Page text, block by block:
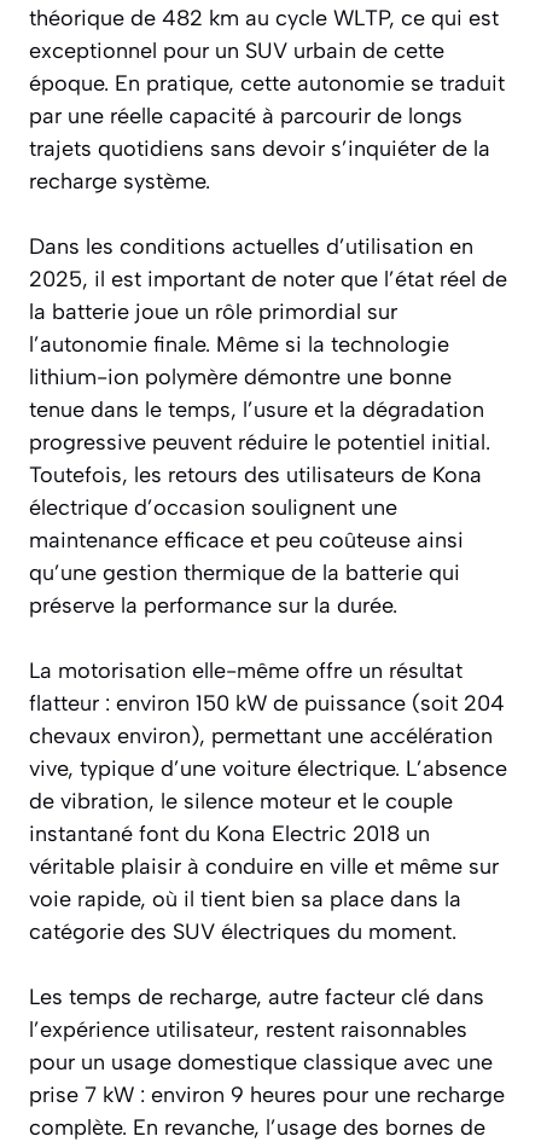
théorique de 482 km au cycle WLTP, ce qui est
exceptionnel pour un SUV urbain de cette
époque. En pratique, cette autonomie se traduit
par une réelle capacité à parcourir de longs
trajets quotidiens sans devoir s’inquiéter de la
recharge système.
Dans les conditions actuelles d’utilisation en
2025, il est important de noter que l’état réel de
la batterie joue un rôle primordial sur
l’autonomie finale. Même si la technologie
lithium-ion polymère démontre une bonne
tenue dans le temps, l’usure et la dégradation
progressive peuvent réduire le potentiel initial.
Toutefois, les retours des utilisateurs de Kona
électrique d’occasion soulignent une
maintenance efficace et peu coûteuse ainsi
qu’une gestion thermique de la batterie qui
préserve la performance sur la durée.
La motorisation elle-même offre un résultat
flatteur : environ 150 kW de puissance (soit 204
chevaux environ), permettant une accélération
vive, typique d’une voiture électrique. L’absence
de vibration, le silence moteur et le couple
instantané font du Kona Electric 2018 un
véritable plaisir à conduire en ville et même sur
voie rapide, où il tient bien sa place dans la
catégorie des SUV électriques du moment.
Les temps de recharge, autre facteur clé dans
l’expérience utilisateur, restent raisonnables
pour un usage domestique classique avec une
prise 7 kW : environ 9 heures pour une recharge
complète. En revanche, l’usage des bornes de